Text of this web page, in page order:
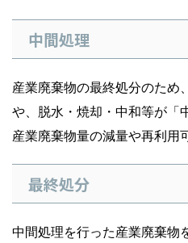
中間処理
産業廃棄物の最終処分のため
や、脱水・焼却・中和等が「
産業廃棄物量の減量や再利用
最終処分
中間処理を行った産業廃棄物